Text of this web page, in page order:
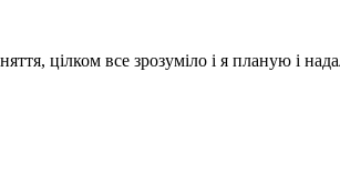
цілком все зрозуміло і я планую і